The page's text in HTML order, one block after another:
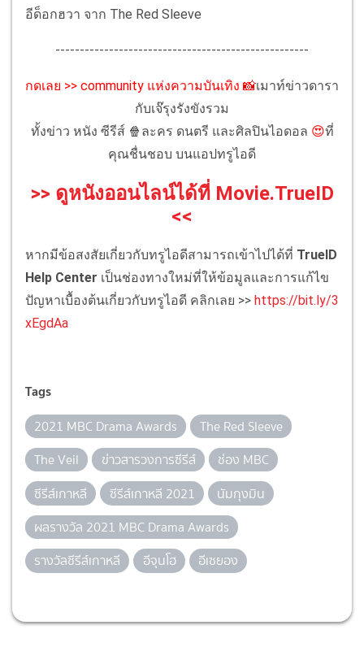
อีด็อกฮวา จาก The Red Sleeve
----------------------------------------------------
กดเลย >> community แห่งความบันเทิง 📸เมาท์ข่าวดารา
กับเจ๊รุงรังขังรวม
ทั้งข่าว หนัง ซีรีส์ 🍿ละคร ดนตรี และศิลปินไอดอล 😍ที่
คุณชื่นชอบ บนแอปทรูไอดี
>> ดูหนังออนไลน์ได้ที่ Movie.TrueID
<<
หากมีข้อสงสัยเกี่ยวกับทรูไอดีสามารถเข้าไปได้ที่ TrueID
Help Center เป็นช่องทางใหม่ที่ให้ข้อมูลและการแก้ไข
ปัญหาเบื้องต้นเกี่ยวกับทรูไอดี คลิกเลย >> https://bit.ly/3
xEgdAa
Tags
2021 MBC Drama Awards
The Red Sleeve
The Veil
ข่าวสารวงการซีรีส์
ช่อง MBC
ซีรีส์เกาหลี
ซีรีส์เกาหลี 2021
นัมกุงมิน
ผลรางวัล 2021 MBC Drama Awards
รางวัลซีรีส์เกาหลี
อีจุนโฮ อีเซยอง